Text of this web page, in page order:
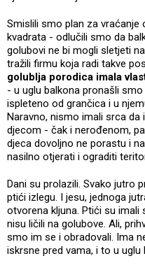
Smislili smo plan za vraćanje
kvadrata - odlučili smo da
golubovi ne bi mogli sletjeti
tražili firmu koja radi takve
golublja porodica imala
- u uglu balkona pronašli
ispleteno od grančica i u
Naravno, nismo imali srca
djecom - čak i nerođenom,
djeca dovoljno ne porastu i
nasilno otjerati i ograditi
Dani su prolazili. Svako jutro
ptići izlegu. I jesu, jednoga
otvorena kljuna. Ptići su imali
nisu ličili na golubove. Ali,
smo im se i obradovali. Ima
iskrsne pred vama, i to u